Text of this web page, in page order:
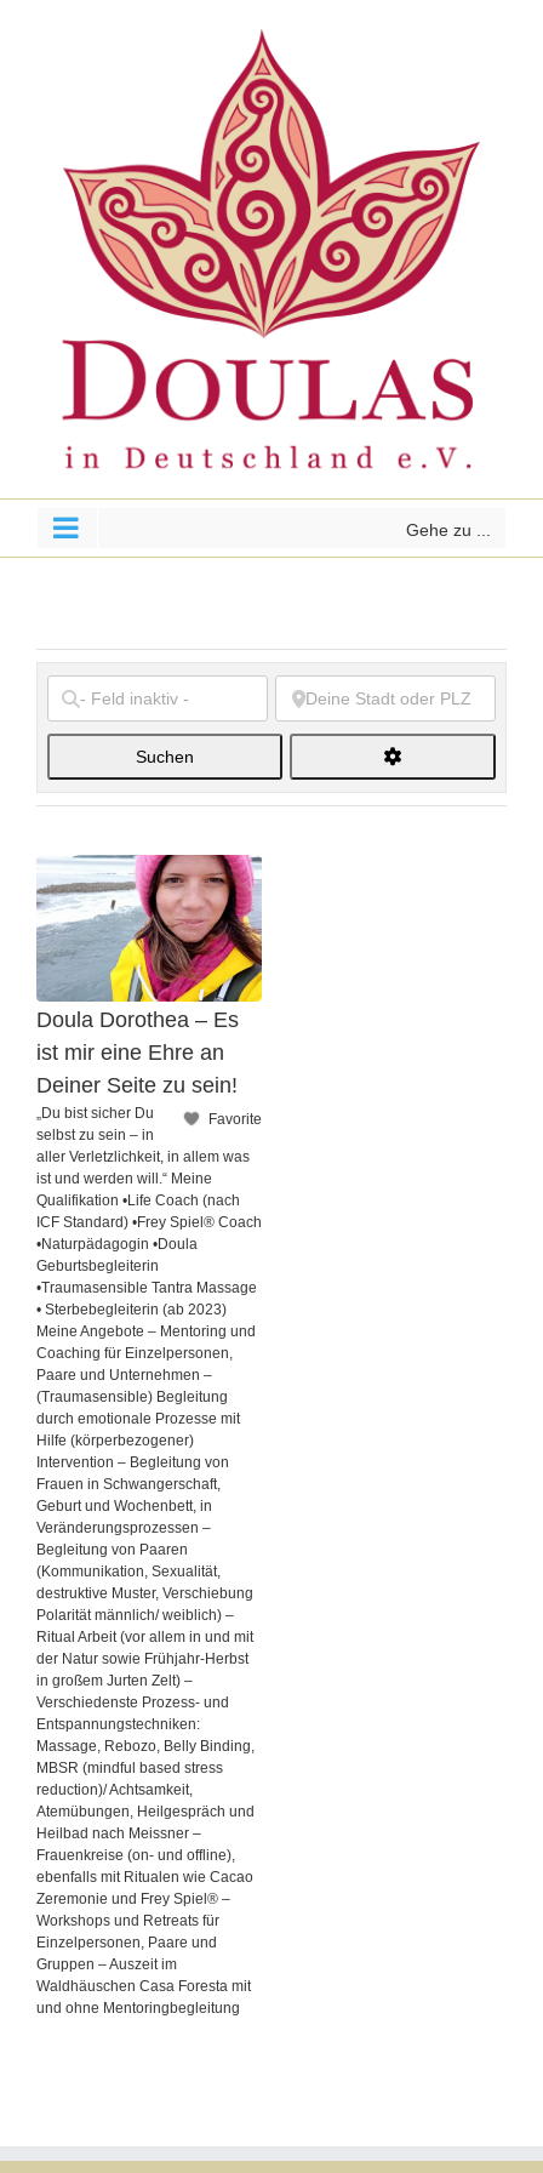
Gehe zu ...
Suchen
Doula Dorothea – Es
ist mir eine Ehre an
Deiner Seite zu sein!
Favorite
„Du bist sicher Du
selbst zu sein – in
aller Verletzlichkeit, in allem was
ist und werden will.“ Meine
Qualifikation •Life Coach (nach
ICF Standard) •Frey Spiel® Coach
•Naturpädagogin •Doula
Geburtsbegleiterin
•Traumasensible Tantra Massage
• Sterbebegleiterin (ab 2023)
Meine Angebote – Mentoring und
Coaching für Einzelpersonen,
Paare und Unternehmen –
(Traumasensible) Begleitung
durch emotionale Prozesse mit
Hilfe (körperbezogener)
Intervention – Begleitung von
Frauen in Schwangerschaft,
Geburt und Wochenbett, in
Veränderungsprozessen –
Begleitung von Paaren
(Kommunikation, Sexualität,
destruktive Muster, Verschiebung
Polarität männlich/ weiblich) –
Ritual Arbeit (vor allem in und mit
der Natur sowie Frühjahr-Herbst
in großem Jurten Zelt) –
Verschiedenste Prozess- und
Entspannungstechniken:
Massage, Rebozo, Belly Binding,
MBSR (mindful based stress
reduction)/ Achtsamkeit,
Atemübungen, Heilgespräch und
Heilbad nach Meissner –
Frauenkreise (on- und offline),
ebenfalls mit Ritualen wie Cacao
Zeremonie und Frey Spiel® –
Workshops und Retreats für
Einzelpersonen, Paare und
Gruppen – Auszeit im
Waldhäuschen Casa Foresta mit
und ohne Mentoringbegleitung